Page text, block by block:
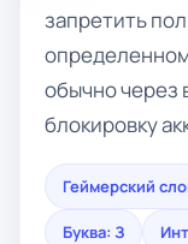
запретить
обычно через
блокировку
Геймерский
Буква: З